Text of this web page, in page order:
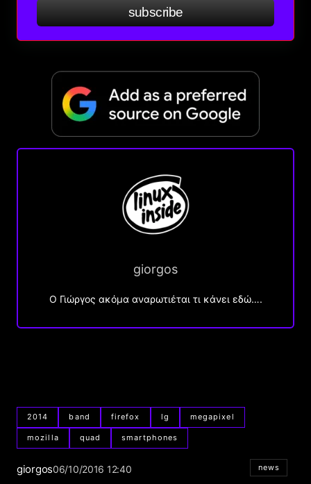
subscribe
giorgos
Ο Γιώργος ακόμα αναρωτιέται τι κάνει εδώ….
2014 band firefox lg megapixel
mozilla quad smartphones
giorgos06/10/2016 12:40 news